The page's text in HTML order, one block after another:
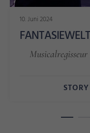
10. Juni 2024